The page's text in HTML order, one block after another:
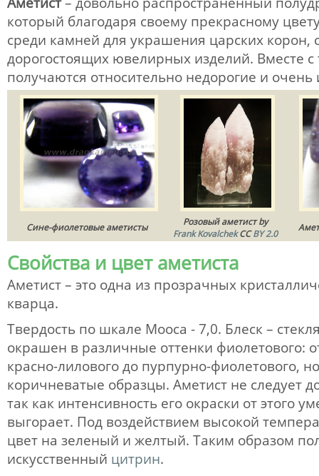
который благодаря своему прекрасному
среди камней для украшения царских корон,
дорогостоящих ювелирных изделий. Вместе с
получаются относительно недорогие и
Сине-фиолетовые аметисты
Розовый аметист by
Frank KovalchekCCBY 2.0
Свойства и цвет аметиста
Аметист – это одна из прозрачных
кварца.
Твердость по шкале Мооса - 7,0. Блеск –
окрашен в различные оттенки фиолетового:
красно-лилового до пурпурно-фиолетового,
коричневатые образцы. Аметист не следует
так как интенсивность его окраски от этого
выгорает. Под воздействием высокой
цвет на зеленый и желтый. Таким образом
искусственный цитрин.